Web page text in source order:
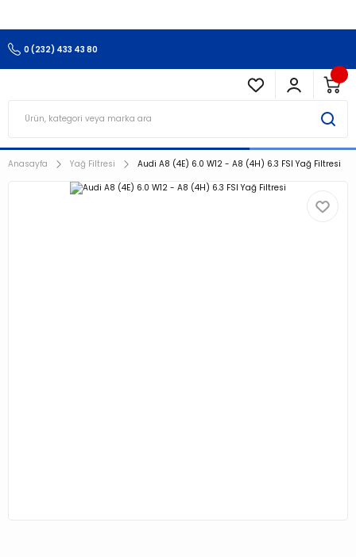
0 (232) 433 43 80
Anasayfa Yağ Filtresi Audi A8 (4E) 6.0 W12 - A8 (4H) 6.3 FSI Yağ Filtresi